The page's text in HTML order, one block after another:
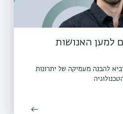
למען האנושות
להבנה מעמיקה של יתרונות